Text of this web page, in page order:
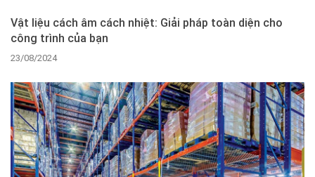
Vật liệu cách âm cách nhiệt: Giải pháp toàn diện cho
công trình của bạn
23/08/2024